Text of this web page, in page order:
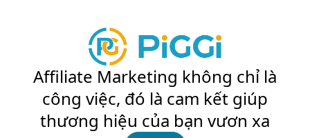
Affiliate Marketing không chỉ là
công việc, đó là cam kết giúp
thương hiệu của bạn vươn xa